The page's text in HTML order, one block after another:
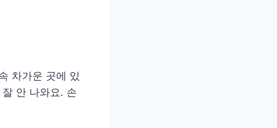
차가운 곳에 있
안 나와요. 손